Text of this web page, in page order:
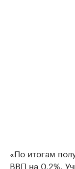
«По итогам
ВВП на 0,2%.